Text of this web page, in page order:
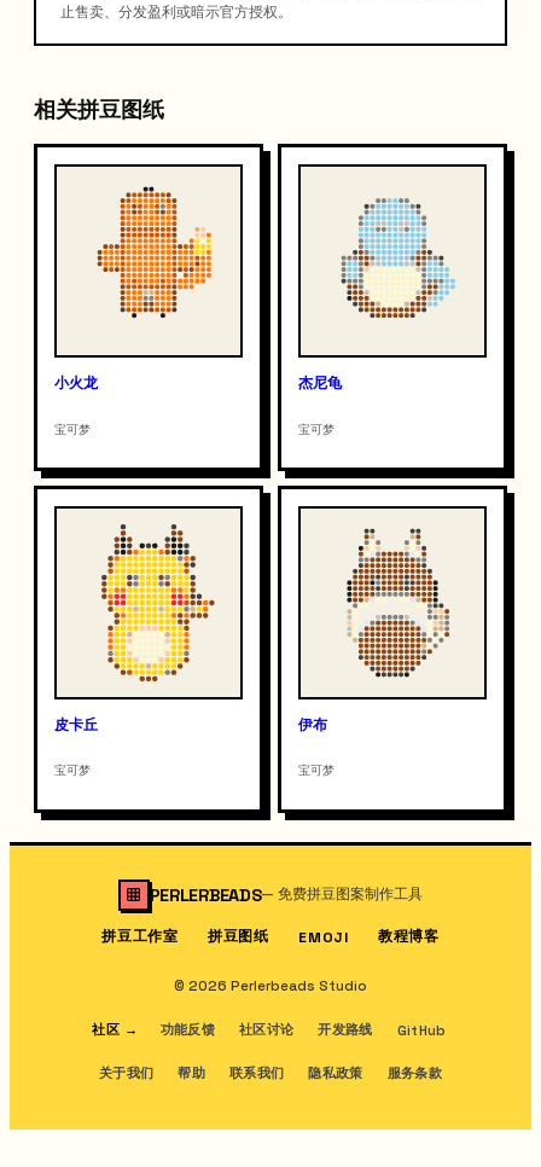
止售卖、分发盈利或暗示官方授权。
相关拼豆图纸
小火龙
宝可梦
杰尼龟
宝可梦
皮卡丘
宝可梦
伊布
宝可梦
PERLERBEADS—免费拼豆图案制作工具
拼豆工作室 拼豆图纸 EMOJI 教程博客
© 2026 Perlerbeads Studio
社区 → 功能反馈 社区讨论 开发路线 GitHub
关于我们 帮助 联系我们 隐私政策 服务条款